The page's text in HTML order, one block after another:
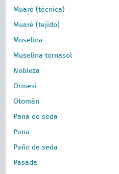
Muaré (técnica)
Muaré (tejido)
Muselina
Muselina tornasol
Nobleza
Ormesí
Otomán
Pana de seda
Pana
Paño de seda
Pasada